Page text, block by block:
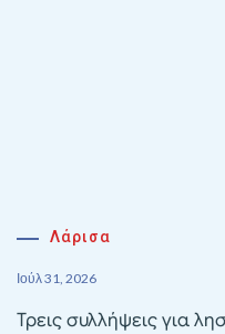
Λάρισα
Ιούλ 31, 2026
Τρεις συλλήψεις για